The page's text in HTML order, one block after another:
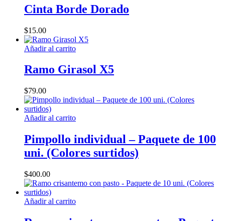
tiene
múltiples
elegir
en
página
de
Cinta Borde Dorado
$15.00
Añadir al carrito
Ramo Girasol X5
$79.00
Añadir al carrito
Pimpollo individual – Paquete de 100
uni. (Colores surtidos)
$400.00
Añadir al carrito